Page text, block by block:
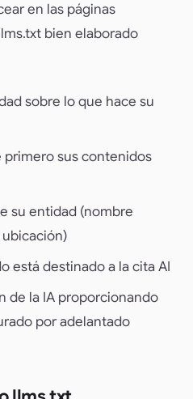
en las páginas
bien elaborado
sobre lo que hace su
primero sus contenidos
su entidad (nombre
está destinado a la cita AI
de la IA proporcionando
por adelantado